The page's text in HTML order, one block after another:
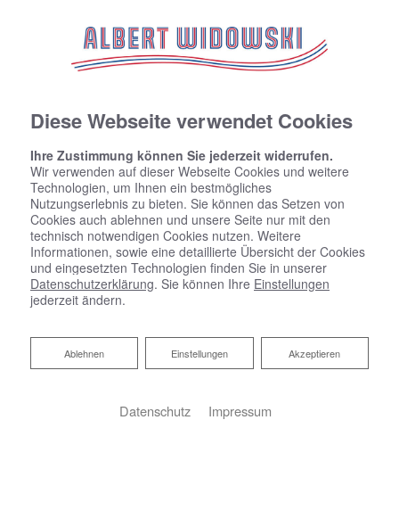
Inspiration für Ihr neues Bad
Ausgewählte Musterbäder mit Preisen
Diese Webseite verwendet Cookies
Ihre Zustimmung können Sie jederzeit widerrufen.
Wir verwenden auf dieser Webseite Cookies und weitere
Technologien, um Ihnen ein bestmögliches
Nutzungserlebnis zu bieten. Sie können das Setzen von
Cookies auch ablehnen und unsere Seite nur mit den
technisch notwendigen Cookies nutzen. Weitere
Informationen, sowie eine detaillierte Übersicht der Cookies
und eingesetzten Technologien finden Sie in unserer
Datenschutzerklärung. Sie können Ihre Einstellungen
jederzeit ändern.
Akzeptieren
Einstellungen
Ablehnen
Ablehnen
Datenschutz Impressum